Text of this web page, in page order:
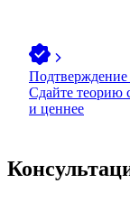
Подтверждение
Сдайте теорию
и ценнее